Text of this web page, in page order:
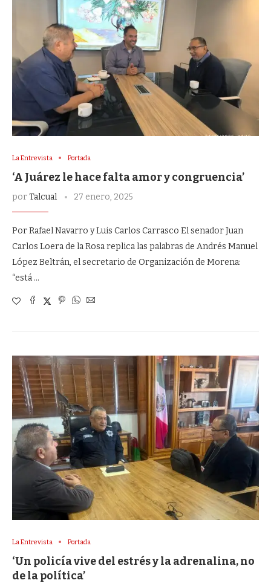
La Entrevista Portada
‘A Juárez le hace falta amor y congruencia’
porTalcual 27 enero, 2025
Por Rafael Navarro y Luis Carlos Carrasco El senador Juan
Carlos Loera de la Rosa replica las palabras de Andrés Manuel
López Beltrán, el secretario de Organización de Morena:
“está …
La Entrevista Portada
‘Un policía vive del estrés y la adrenalina, no
de la política’